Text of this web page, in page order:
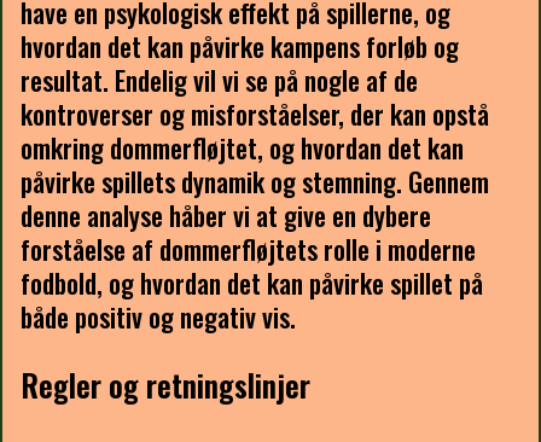
have en psykologisk effekt på spillerne, og
hvordan det kan påvirke kampens forløb og
resultat. Endelig vil vi se på nogle af de
kontroverser og misforståelser, der kan opstå
omkring dommerfløjtet, og hvordan det kan
påvirke spillets dynamik og stemning. Gennem
denne analyse håber vi at give en dybere
forståelse af dommerfløjtets rolle i moderne
fodbold, og hvordan det kan påvirke spillet på
både positiv og negativ vis.
Regler og retningslinjer